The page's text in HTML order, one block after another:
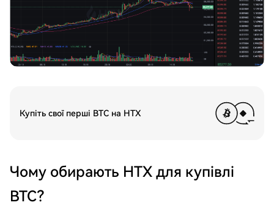
Купіть свої перші BTC на HTX
Чому обирають HTX для купівлі
BTC?